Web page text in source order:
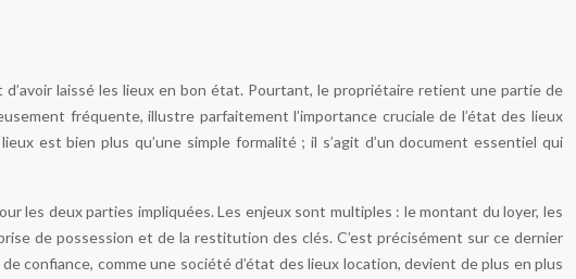
laissé les lieux en bon état. Pourtant, le propriétaire retient une partie de
fréquente, illustre parfaitement l’importance cruciale de l’état des lieux
est bien plus qu’une simple formalité ; il s’agit d’un document essentiel qui
les deux parties impliquées. Les enjeux sont multiples : le montant du loyer, les
de possession et de la restitution des clés. C’est précisément sur ce dernier
confiance, comme une société d’état des lieux location, devient de plus en plus